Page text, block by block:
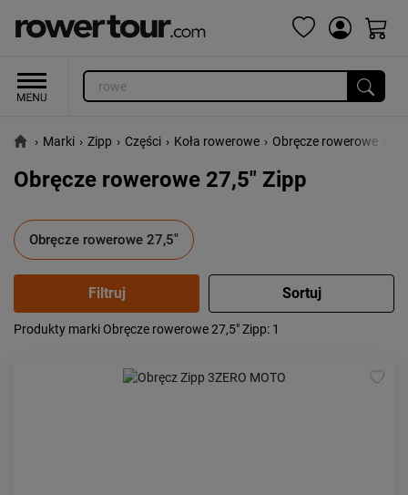
› Marki › Zipp › Części › Koła rowerowe › Obręcze rowerowe
Obręcze rowerowe 27,5" Zipp
Obręcze rowerowe 27,5"
Popularność:
od najwyższej
Produkty marki Obręcze rowerowe 27,5" Zipp: 1